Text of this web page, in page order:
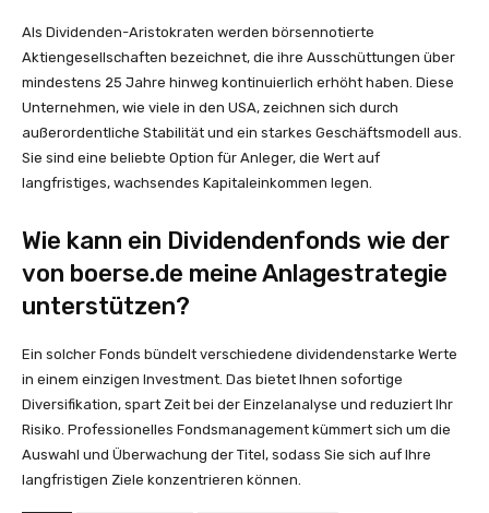
Als Dividenden-Aristokraten werden börsennotierte
Aktiengesellschaften bezeichnet, die ihre Ausschüttungen über
mindestens 25 Jahre hinweg kontinuierlich erhöht haben. Diese
Unternehmen, wie viele in den USA, zeichnen sich durch
außerordentliche Stabilität und ein starkes Geschäftsmodell aus.
Sie sind eine beliebte Option für Anleger, die Wert auf
langfristiges, wachsendes Kapitaleinkommen legen.
Wie kann ein Dividendenfonds wie der
von boerse.de meine Anlagestrategie
unterstützen?
Ein solcher Fonds bündelt verschiedene dividendenstarke Werte
in einem einzigen Investment. Das bietet Ihnen sofortige
Diversifikation, spart Zeit bei der Einzelanalyse und reduziert Ihr
Risiko. Professionelles Fondsmanagement kümmert sich um die
Auswahl und Überwachung der Titel, sodass Sie sich auf Ihre
langfristigen Ziele konzentrieren können.